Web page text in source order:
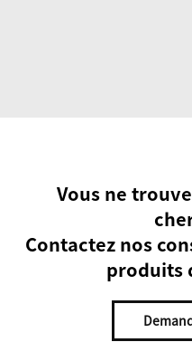
Vous ne
Contactez nos
produits